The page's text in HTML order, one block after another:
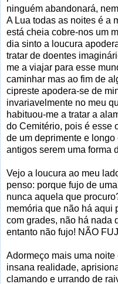
ninguém abandonará,
A Lua todas as noites é a
está cheia cobre-nos um
dia sinto a loucura
tratar de doentes
me a viajar para esse
caminhar mas ao fim de
cipreste apodera-se de
invariavelmente no meu
habituou-me a tratar a
do Cemitério, pois é esse
de um deprimente e
antigos serem uma forma
Vejo a loucura ao meu
penso: porque fujo de
nunca aquela que
memória que não há aqui
com grades, não há nada
entanto não fujo! NÃO
Adormeço mais uma
insana realidade,
clamando e urrando de